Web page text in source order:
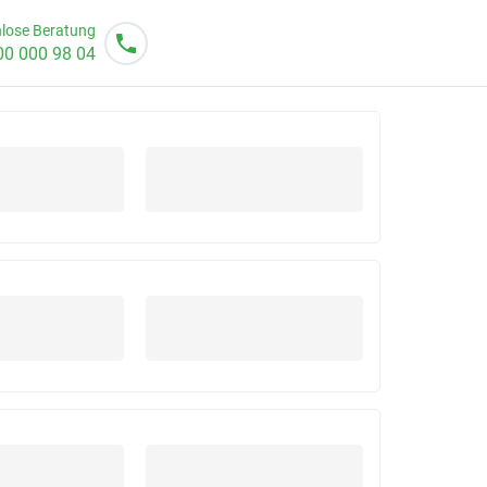
Beratung
000 98 04